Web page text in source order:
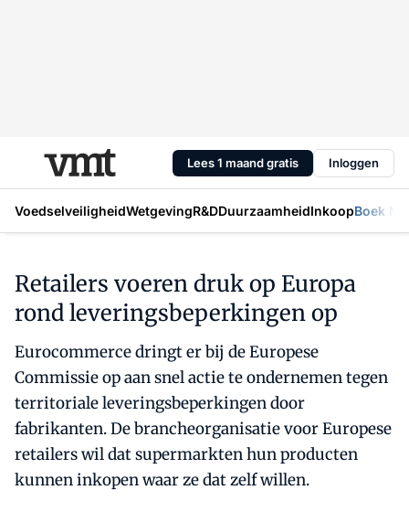
Lees 1 maand gratis Inloggen
VoedselveiligheidWetgevingR&DDuurzaamheidInkoopBoek
Retailers voeren druk op Europa
rond leveringsbeperkingen op
Eurocommerce dringt er bij de Europese
Commissie op aan snel actie te ondernemen tegen
territoriale leveringsbeperkingen door
fabrikanten. De brancheorganisatie voor Europese
retailers wil dat supermarkten hun producten
kunnen inkopen waar ze dat zelf willen.